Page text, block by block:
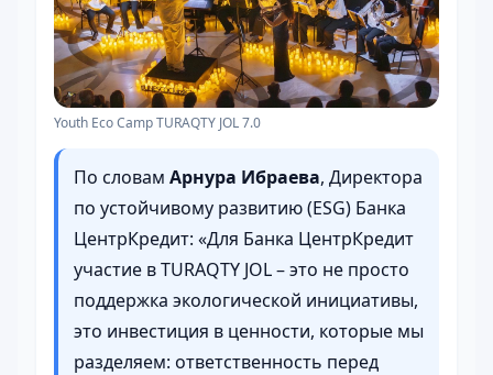
Youth Eco Camp TURAQTY JOL 7.0
По словам Арнура Ибраева, Директора
по устойчивому развитию (ESG) Банка
ЦентрКредит: «Для Банка ЦентрКредит
участие в TURAQTY JOL – это не просто
поддержка экологической инициативы,
это инвестиция в ценности, которые мы
разделяем: ответственность перед